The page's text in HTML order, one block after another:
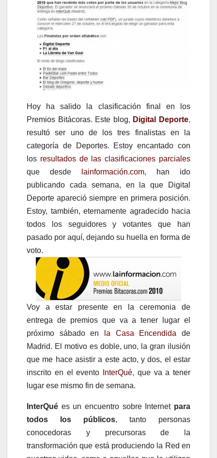
Hoy ha salido la clasificación final en los
Premios Bitácoras. Este blog, Digital Deporte,
resultó ser uno de los tres finalistas en la
categoría de Deportes. Estoy encantado con
los resultados de las clasificaciones parciales
que desde
lainformación.com, han ido
publicando cada semana, en la que Digital
Deporte apareció siempre en primera posición.
Estoy, también, eternamente agradecido hacia
todos los seguidores y votantes que han
pasado por aquí, dejando su huella en forma de
voto.
Voy a estar presente en la ceremonia de
entrega de premios que va a tener lugar el
próximo sábado en
la Casa Encendida de
Madrid. El motivo es doble, uno, la gran ilusión
que me hace asistir a este acto, y dos, el estar
inscrito en el evento
InterQué, que va a tener
lugar ese mismo fin de semana.
InterQué es un encuentro sobre Internet para
todos los públicos, tanto personas
conocedoras y precursoras de la
transformación que está produciendo la Red en